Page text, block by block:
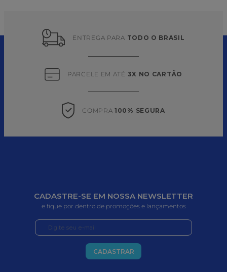
ENTREGA PARA TODO O BRASIL
PARCELE EM ATÉ 3X NO CARTÃO
COMPRA 100% SEGURA
CADASTRE-SE EM NOSSA NEWSLETTER
e fique por dentro de promoções e lançamentos
CADASTRAR